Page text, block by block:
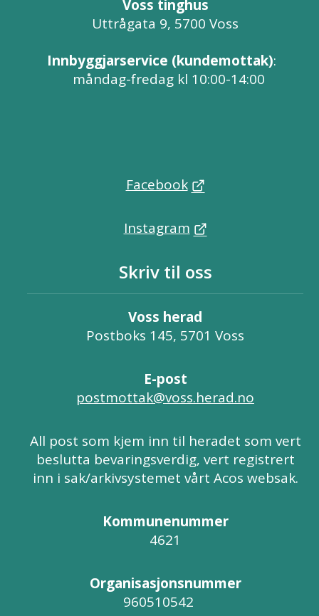
Voss tinghus
Uttrågata 9, 5700 Voss
Innbyggjarservice (kundemottak):
måndag-fredag kl 10:00-14:00
Facebook
Instagram
Skriv til oss
Voss herad
Postboks 145, 5701 Voss
E-post
postmottak@voss.herad.no
All post som kjem inn til heradet som vert
beslutta bevaringsverdig, vert registrert
inn i sak/arkivsystemet vårt Acos websak.
Kommunenummer
4621
Organisasjonsnummer
960510542